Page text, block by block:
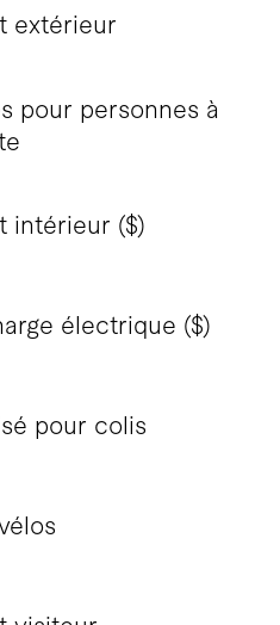
extérieur
pour personnes à
intérieur ($)
électrique ($)
pour colis